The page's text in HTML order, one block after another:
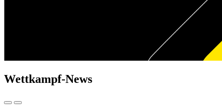
Wettkampf-News